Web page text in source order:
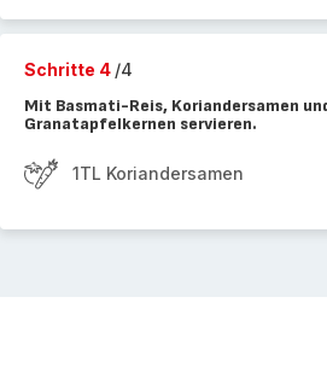
Schritte 4 /4
Mit Basmati-Reis, Koriandersamen
Granatapfelkernen servieren.
1TL Koriandersamen